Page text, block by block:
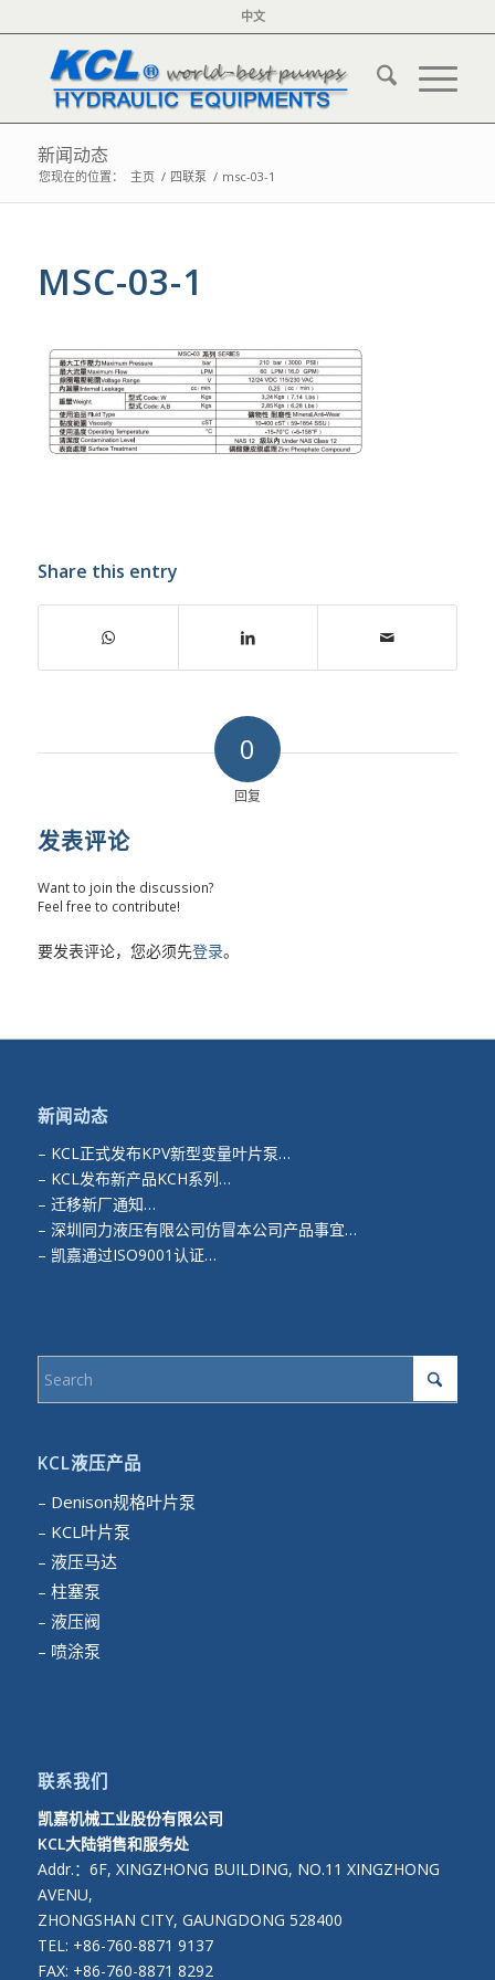
中文
新闻动态
您现在的位置： 主页 / 四联泵 / msc-03-1
MSC-03-1
Share this entry
0
回复
发表评论
Want to join the discussion?
Feel free to contribute!
要发表评论，您必须先登录。
新闻动态
– KCL正式发布KPV新型变量叶片泵…
– KCL发布新产品KCH系列…
– 迁移新厂通知…
– 深圳同力液压有限公司仿冒本公司产品事宜…
– 凯嘉通过ISO9001认证…
KCL液压产品
– Denison规格叶片泵
– KCL叶片泵
– 液压马达
– 柱塞泵
– 液压阀
– 喷涂泵
联系我们
凯嘉机械工业股份有限公司
KCL大陆销售和服务处
Addr.：6F, XINGZHONG BUILDING, NO.11 XINGZHONG
AVENU,
ZHONGSHAN CITY, GAUNGDONG 528400
TEL: +86-760-8871 9137
FAX: +86-760-8871 8292